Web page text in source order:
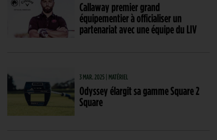
Callaway premier grand
équipementier à officialiser un
partenariat avec une équipe du LIV
3 MAR. 2025 | MATÉRIEL
Odyssey élargit sa gamme Square 2
Square